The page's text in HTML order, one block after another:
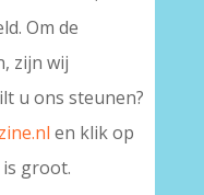
Om de
zijn wij
u ons steunen?
en klik op
groot.